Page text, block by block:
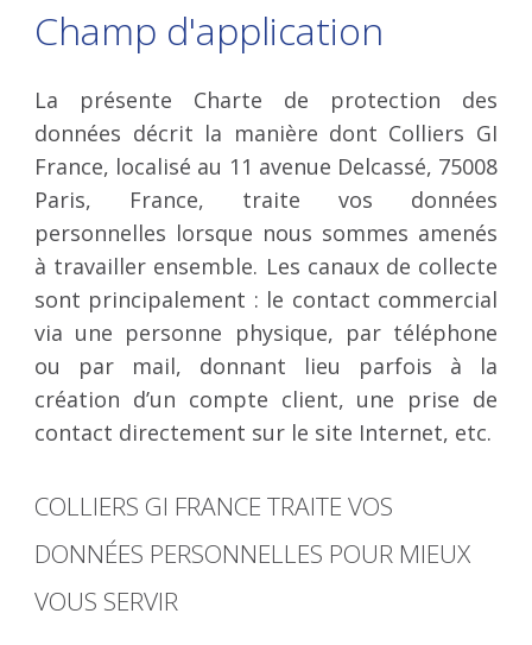
Champ d'application
La présente Charte de protection des
données décrit la manière dont Colliers GI
France, localisé au 11 avenue Delcassé, 75008
Paris, France, traite vos données
personnelles lorsque nous sommes amenés
à travailler ensemble. Les canaux de collecte
sont principalement : le contact commercial
via une personne physique, par téléphone
ou par mail, donnant lieu parfois à la
création d’un compte client, une prise de
contact directement sur le site Internet, etc.
COLLIERS GI FRANCE TRAITE VOS
DONNÉES PERSONNELLES POUR MIEUX
VOUS SERVIR